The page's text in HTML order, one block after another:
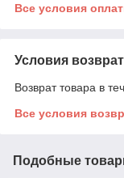
Все условия
Условия
Возврат товара в
Все условия
Подобные